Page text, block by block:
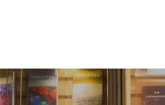
科學研究中心